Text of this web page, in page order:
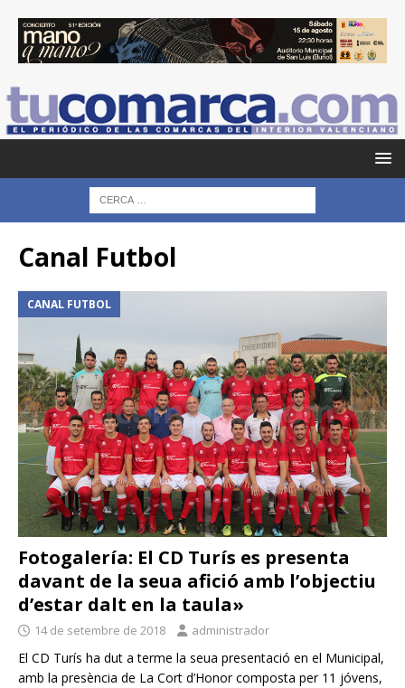
Canal Futbol
CANAL FUTBOL
Fotogalería: El CD Turís es presenta
davant de la seua afició amb l’objectiu
d’estar dalt en la taula»
14 de setembre de 2018 administrador
El CD Turís ha dut a terme la seua presentació en el Municipal,
amb la presència de La Cort d’Honor composta per 11 jóvens,